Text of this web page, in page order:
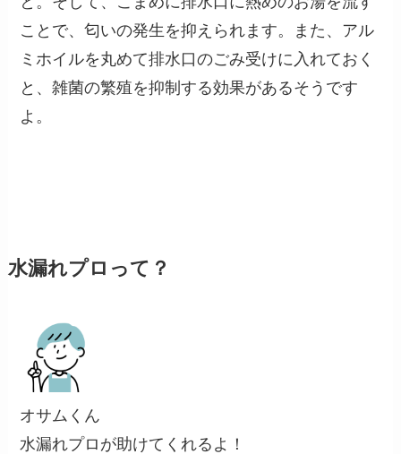
ことで、匂いの発生を抑えられます。また、アル
ミホイルを丸めて排水口のごみ受けに入れておく
と、雑菌の繁殖を抑制する効果があるそうです
よ。
水漏れプロって？
オサムくん
水漏れプロが助けてくれるよ！